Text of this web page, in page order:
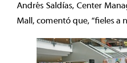
Andrés Saldías, Center
Mall, comentó que, “fieles a n